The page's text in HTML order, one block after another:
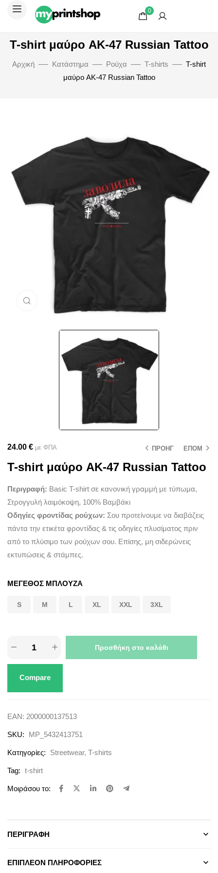
0
T-shirt μαύρο AK-47 Russian Tattoo
Αρχική Κατάστημα Ρούχα T-shirts
T-shirt
μαύρο AK-47 Russian Tattoo
ΠΡΟΗΓ ΕΠΟΜ
24.00 € με ΦΠΑ
T-shirt μαύρο AK-47 Russian Tattoo
Περιγραφή: Basic T-shirt σε κανονική γραμμή με τύπωμα,
Στρογγυλή λαιμόκοψη, 100% Βαμβάκι
Οδηγίες φροντίδας ρούχων: Σου προτείνουμε να διαβάζεις
πάντα την ετικέτα φροντίδας & τις οδηγίες πλυσίματος πριν
από το πλύσιμο των ρούχων σου. Επίσης, μη σιδερώνεις
εκτυπώσεις & στάμπες.
ΜΕΓΕΘΟΣ ΜΠΛΟΥΖΑ
S M L XL XXL 3XL
Προσθήκη στο καλάθι
Compare
EAN: 2000000137513
SKU: MP_5432413751
Κατηγορίες: Streetwear, T-shirts
Tag: t-shirt
Μοιράσου το:
ΠΕΡΙΓΡΑΦΉ
ΕΠΙΠΛΈΟΝ ΠΛΗΡΟΦΟΡΊΕΣ